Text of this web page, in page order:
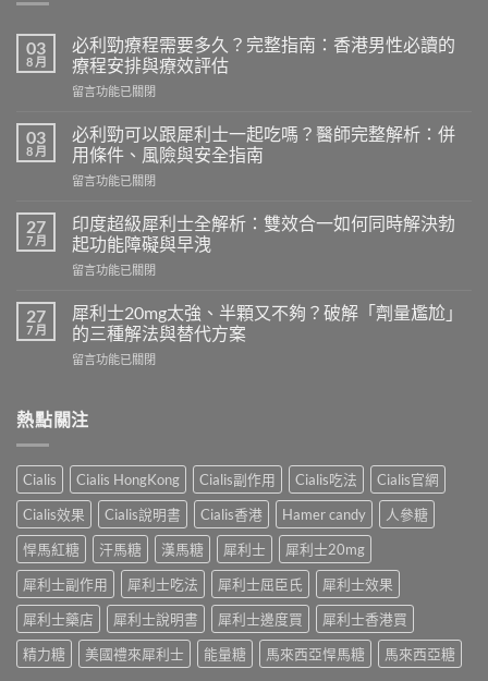
03
8 月
必利勁療程需要多久？完整指南：香港男性必讀的
療程安排與療效評估
在
利
勁
療
程
要
多
久？
完
指
南：
港
必
療
程
安
排
與
療
效
評
估〉
中
留言功能已關閉
03
8 月
必利勁可以跟犀利士一起吃嗎？醫師完整解析：併
用條件、風險與安全指南
在
利
勁
可
以
犀
利
士
一
嗎？
完
整
解
析：
併
用
條
件、
風
險
留言功能已關閉
27
7 月
印度超級犀利士全解析：雙效合一如何同時解決勃
起功能障礙與早洩
在
度
超
級
犀
全
雙
效
合
一
如
何
同
時
解
決
留言功能已關閉
27
7 月
犀利士20mg太強、半顆又不夠？破解「劑量尷尬」
的三種解法與替代方案
在
士
20mg
強、
半
顆
又
不
夠？
破
解
「劑
量
尬」
留言功能已關閉
熱點關注
Cialis Cialis HongKong Cialis副作用 Cialis吃法
Cialis官網
Cialis效果
Cialis說明書 Cialis香港 Hamer candy
人參糖
悍馬紅糖
汗馬糖 漢馬糖 犀利士
犀利士20mg
犀利士副作用
犀利士吃法 犀利士屈臣氏
犀利士效果
犀利士藥店
犀利士說明書 犀利士邊度買
犀利士香港買
精力糖
美國禮來犀利士 能量糖 馬來西亞悍馬糖 馬來西亞糖